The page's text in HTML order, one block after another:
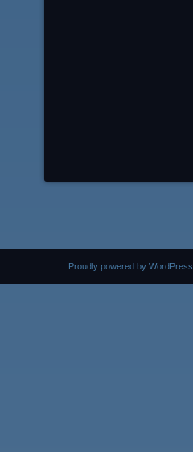
Proudly powered by WordPress